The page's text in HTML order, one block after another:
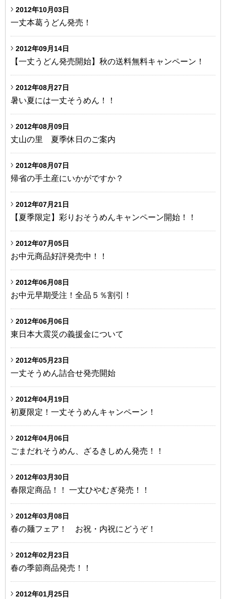
2012年10月03日
一丈本葛うどん発売！
2012年09月14日
【一丈うどん発売開始】秋の送料無料キャンペーン！
2012年08月27日
暑い夏には一丈そうめん！！
2012年08月09日
丈山の里 夏季休日のご案内
2012年08月07日
帰省の手土産にいかがですか？
2012年07月21日
【夏季限定】彩りおそうめんキャンペーン開始！！
2012年07月05日
お中元商品好評発売中！！
2012年06月08日
お中元早期受注！全品５％割引！
2012年06月06日
東日本大震災の義援金について
2012年05月23日
一丈そうめん詰合せ発売開始
2012年04月19日
初夏限定！一丈そうめんキャンペーン！
2012年04月06日
ごまだれそうめん、ざるきしめん発売！！
2012年03月30日
春限定商品！！ 一丈ひやむぎ発売！！
2012年03月08日
春の麺フェア！ お祝・内祝にどうぞ！
2012年02月23日
春の季節商品発売！！
2012年01月25日